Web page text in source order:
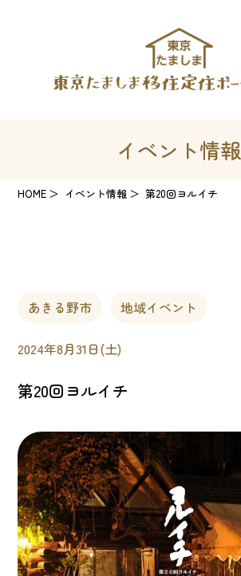
イベント情報
HOME イベント情報 第20回ヨルイチ
あきる野市 地域イベント
2024年8月31日(土)
第20回ヨルイチ